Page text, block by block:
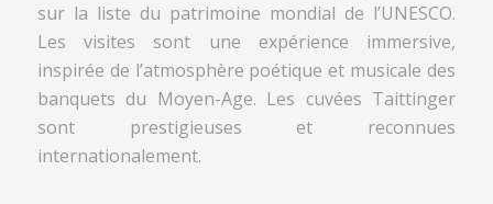
sur la liste du patrimoine mondial de l’UNESCO.
Les visites sont une expérience immersive,
inspirée de l’atmosphère poétique et musicale des
banquets du Moyen-Age. Les cuvées Taittinger
sont prestigieuses et reconnues
internationalement.